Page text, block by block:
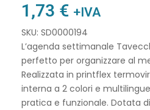
1,73 € +IVA
SKU: SD0000194
L’agenda settimanale
perfetto per organizzare al
Realizzata in printflex
interna a 2 colori e
pratica e funzionale. Dotata